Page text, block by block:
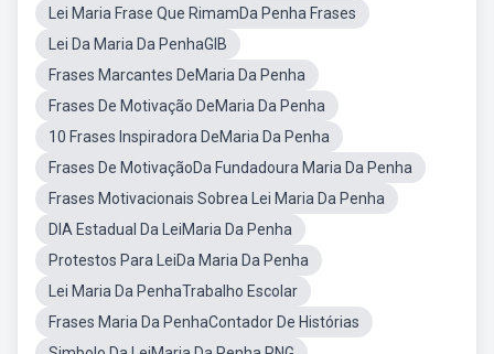
Lei Maria Frase Que RimamDa Penha Frases
Lei Da Maria Da PenhaGIB
Frases Marcantes DeMaria Da Penha
Frases De Motivação DeMaria Da Penha
10 Frases Inspiradora DeMaria Da Penha
Frases De MotivaçãoDa Fundadoura Maria Da Penha
Frases Motivacionais Sobrea Lei Maria Da Penha
DIA Estadual Da LeiMaria Da Penha
Protestos Para LeiDa Maria Da Penha
Lei Maria Da PenhaTrabalho Escolar
Frases Maria Da PenhaContador De Histórias